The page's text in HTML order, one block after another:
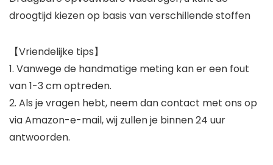
droogtijd kiezen op basis van verschillende stoffen
【Vriendelijke tips】
1. Vanwege de handmatige meting kan er een fout
van 1-3 cm optreden.
2. Als je vragen hebt, neem dan contact met ons op
via Amazon-e-mail, wij zullen je binnen 24 uur
antwoorden.